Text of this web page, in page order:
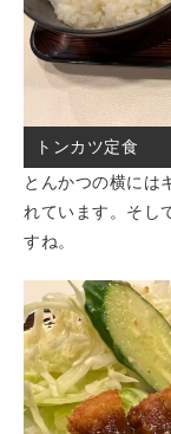
トンカツ定食
とんかつの横には
れています。そし
すね。